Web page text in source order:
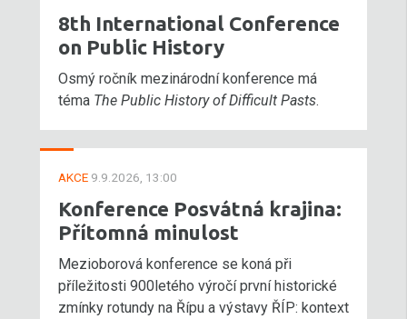
8th International Conference
on Public History
Osmý ročník mezinárodní konference má
téma The Public History of Difficult Pasts.
AKCE 9.9.2026, 13:00
Konference Posvátná krajina:
Přítomná minulost
Mezioborová konference se koná při
příležitosti 900letého výročí první historické
zmínky rotundy na Řípu a výstavy ŘÍP: kontext